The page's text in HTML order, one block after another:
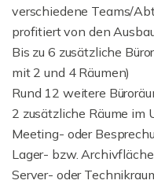
verschiedene Teams/
profitiert von den
Bis zu 6 zusätzliche
mit 2 und 4 Räumen)
Rund 12 weitere
2 zusätzliche Räume im
Meeting- oder
Lager- bzw. Archivfläche
Server- oder